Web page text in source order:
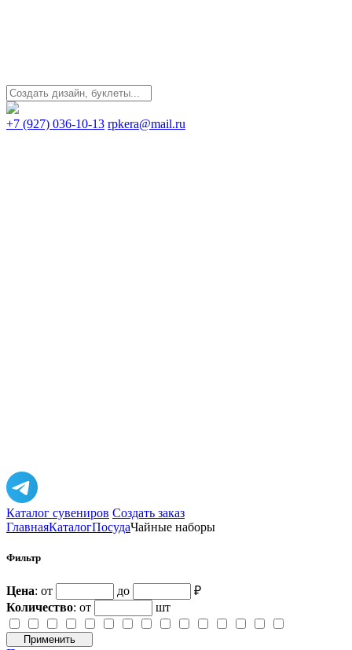
+7 (927) 036-10-13 rpkera@mail.ru
Каталог сувениров Создать заказ
ГлавнаяКаталогПосудаЧайные наборы
Фильтр
Цена: от до
₽
Количество: от шт
Применить